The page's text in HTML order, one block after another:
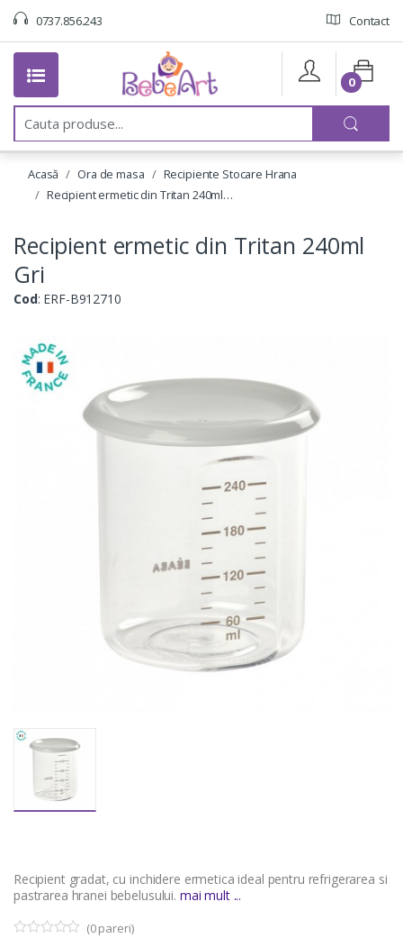
0737.856.243 Contact
C
u
0
Acasă Ora de masa
Recipiente Stocare Hrana
Recipient ermetic din Tritan 240ml…
Recipient ermetic din Tritan 240ml
Gri
Cod: ERF-B912710
Recipient gradat, cu inchidere ermetica ideal pentru refrigerarea si
pastrarea hranei bebelusului. mai mult ...
(0pareri)